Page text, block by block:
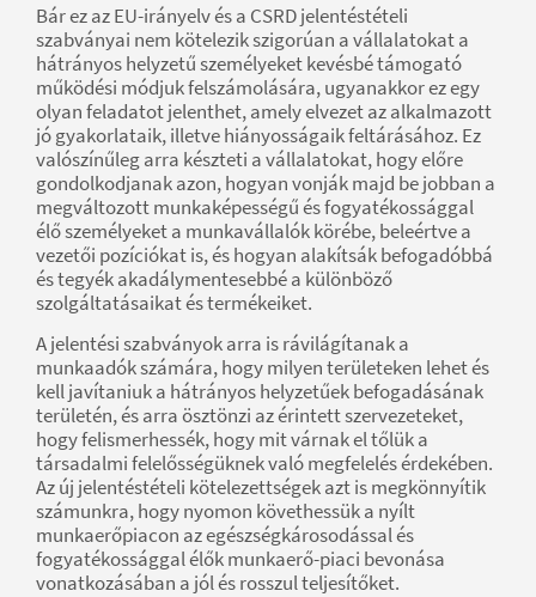
Bár ez az EU-irányelv és a CSRD jelentéstételi
szabványai nem kötelezik szigorúan a vállalatokat a
hátrányos helyzetű személyeket kevésbé támogató
működési módjuk felszámolására, ugyanakkor ez egy
olyan feladatot jelenthet, amely elvezet az alkalmazott
jó gyakorlataik, illetve hiányosságaik feltárásához. Ez
valószínűleg arra készteti a vállalatokat, hogy előre
gondolkodjanak azon, hogyan vonják majd be jobban a
megváltozott munkaképességű és fogyatékossággal
élő személyeket a munkavállalók körébe, beleértve a
vezetői pozíciókat is, és hogyan alakítsák befogadóbbá
és tegyék akadálymentesebbé a különböző
szolgáltatásaikat és termékeiket.
A jelentési szabványok arra is rávilágítanak a
munkaadók számára, hogy milyen területeken lehet és
kell javítaniuk a hátrányos helyzetűek befogadásának
területén, és arra ösztönzi az érintett szervezeteket,
hogy felismerhessék, hogy mit várnak el tőlük a
társadalmi felelősségüknek való megfelelés érdekében.
Az új jelentéstételi kötelezettségek azt is megkönnyítik
számunkra, hogy nyomon követhessük a nyílt
munkaerőpiacon az egészségkárosodással és
fogyatékossággal élők munkaerő-piaci bevonása
vonatkozásában a jól és rosszul teljesítőket.